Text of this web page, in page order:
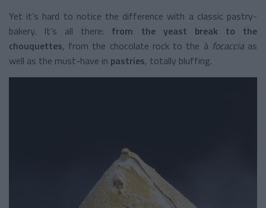
Yet it’s hard to notice the difference with a classic pastry-
bakery. It’s all there: from the yeast break to the
chouquettes, from the chocolate rock to the à focacciaas
well as the must-have in pastries, totally bluffing.